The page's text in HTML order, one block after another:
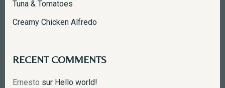
Tuna & Tomatoes
Creamy Chicken Alfredo
RECENT COMMENTS
Ernesto sur Hello world!